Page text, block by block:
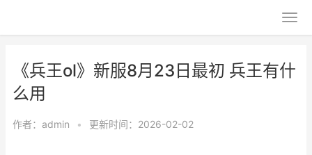
《兵王ol》新服8月23日最初 兵王有什
么用
作者： admin • 更新时间：2026-02-02